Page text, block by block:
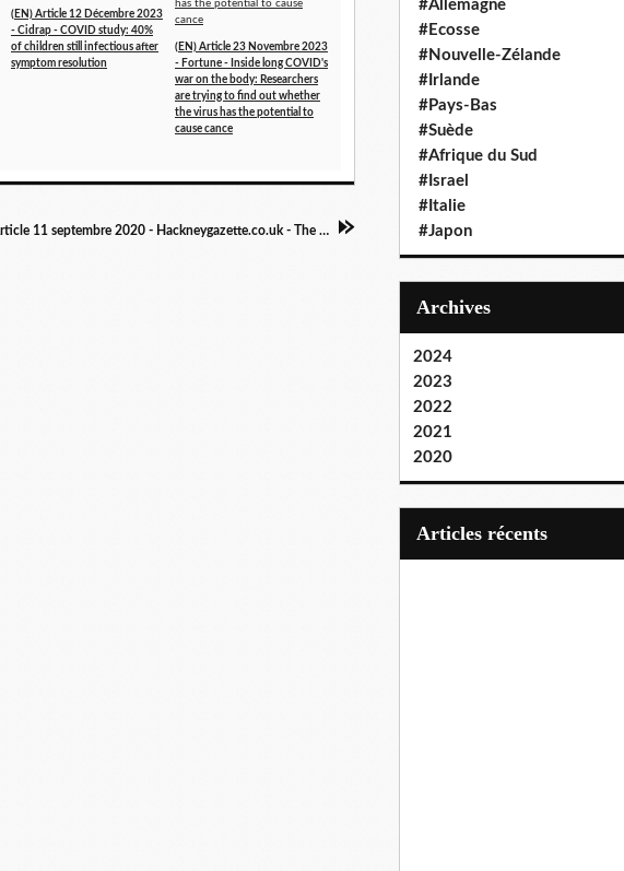
(EN) Article 12 Décembre 2023
- Cidrap - COVID study: 40%
of children still infectious after
symptom resolution
(EN) Article 23 Novembre 2023
- Fortune - Inside long COVID's
war on the body: Researchers
are trying to find out whether
the virus has the potential to
cause cance
Article 11 septembre 2020 - Hackneygazette.co.uk - The long shadow of coronavirus: Hackney Downs woman, 32, unable to walk five months on
#Allemagne
#Ecosse
#Nouvelle-Zélande
#Irlande
#Pays-Bas
#Suède
#Afrique du Sud
#Israel
#Italie
#Japon
Archives
2024
2023
2022
2021
2020
articles récents